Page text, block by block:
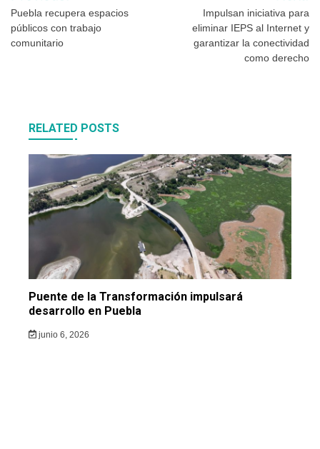
de
entradas
Puebla recupera espacios
públicos con trabajo
comunitario
Impulsan iniciativa para
eliminar IEPS al Internet y
garantizar la conectividad
como derecho
RELATED POSTS
Puente de la Transformación impulsará
desarrollo en Puebla
junio 6, 2026